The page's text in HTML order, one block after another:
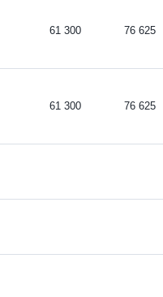
61 300 76 625
61 300 76 625